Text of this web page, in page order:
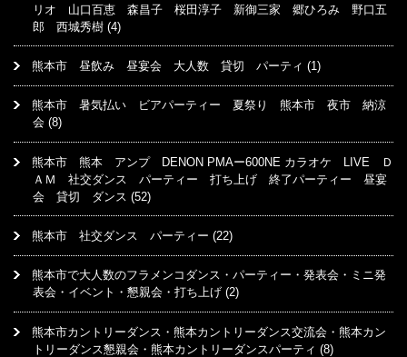
リオ 山口百恵 森昌子 桜田淳子 新御三家 郷ひろみ 野口五
郎 西城秀樹 (4)
熊本市 昼飲み 昼宴会 大人数 貸切 パーティ (1)
熊本市 暑気払い ビアパーティー 夏祭り 熊本市 夜市 納涼
会 (8)
熊本市 熊本 アンプ DENON PMAー600NE カラオケ LIVE Ｄ
ＡＭ 社交ダンス パーティー 打ち上げ 終了パーティー 昼宴
会 貸切 ダンス (52)
熊本市 社交ダンス パーティー (22)
熊本市で大人数のフラメンコダンス・パーティー・発表会・ミニ発
表会・イベント・懇親会・打ち上げ (2)
熊本市カントリーダンス・熊本カントリーダンス交流会・熊本カン
トリーダンス懇親会・熊本カントリーダンスパーティ (8)